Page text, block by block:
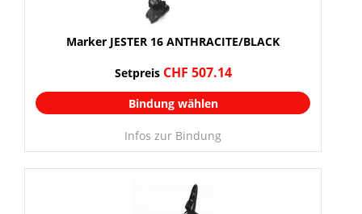
Marker JESTER 16 ANTHRACITE/BLACK
Setpreis CHF 507.14
Bindung wählen
Infos zur Bindung